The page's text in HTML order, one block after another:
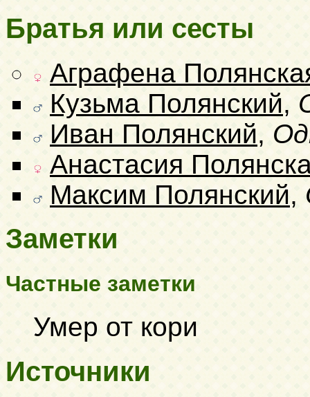
Братья или сесты
Аграфена
Кузьма Полянский,
Иван Полянский,
Анастасия
Максим Полянский,
Заметки
Частные заметки
Умер от кори
Источники